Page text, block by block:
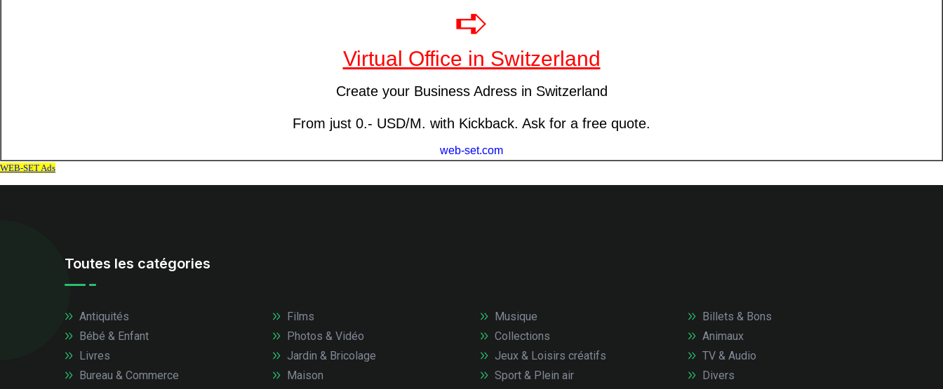
Toutes les catégories
Antiquités
Bébé & Enfant
Livres
Bureau & Commerce
Films
Photos & Vidéo
Jardin & Bricolage
Maison
Musique
Collections
Jeux & Loisirs créatifs
Sport & Plein air
Billets & Bons
Animaux
TV & Audio
Divers